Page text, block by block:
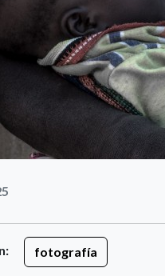
fotografía